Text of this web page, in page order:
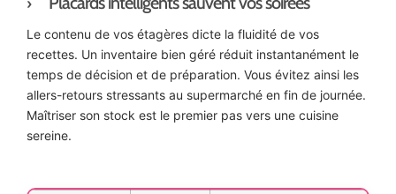
Le contenu de vos étagères dicte la fluidité de vos
recettes. Un inventaire bien géré réduit instantanément le
temps de décision et de préparation. Vous évitez ainsi les
allers-retours stressants au supermarché en fin de journée.
Maîtriser son stock est le premier pas vers une cuisine
sereine.